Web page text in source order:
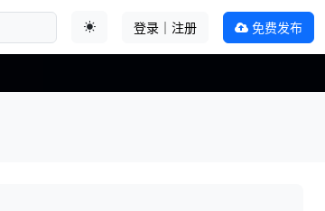
登录｜注册 免费发布